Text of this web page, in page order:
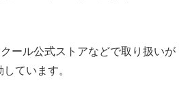
ール公式ストアなどで取り扱いが
ています。